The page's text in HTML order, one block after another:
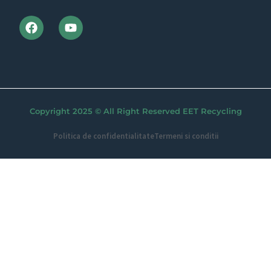
Copyright 2025 © All Right Reserved EET Recycling
Politica de confidentialitateTermeni si conditii